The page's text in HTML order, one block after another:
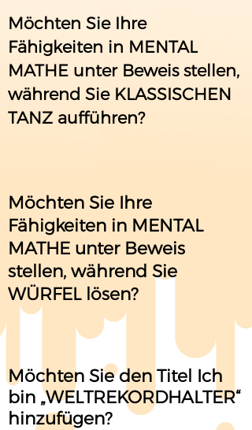
Möchten Sie Ihre
Fähigkeiten in MENTAL
MATHE unter Beweis stellen,
während Sie KLASSISCHEN
TANZ aufführen?
Möchten Sie Ihre
Fähigkeiten in MENTAL
MATHE unter Beweis
stellen, während Sie
WÜRFEL lösen?
Möchten Sie den Titel Ich
bin „WELTREKORDHALTER“
hinzufügen?